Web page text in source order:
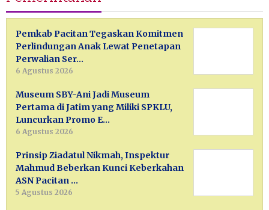
Pemkab Pacitan Tegaskan Komitmen
Perlindungan Anak Lewat Penetapan
Perwalian Ser…
6 Agustus 2026
Museum SBY-Ani Jadi Museum
Pertama di Jatim yang Miliki SPKLU,
Luncurkan Promo E…
6 Agustus 2026
Prinsip Ziadatul Nikmah, Inspektur
Mahmud Beberkan Kunci Keberkahan
ASN Pacitan …
5 Agustus 2026